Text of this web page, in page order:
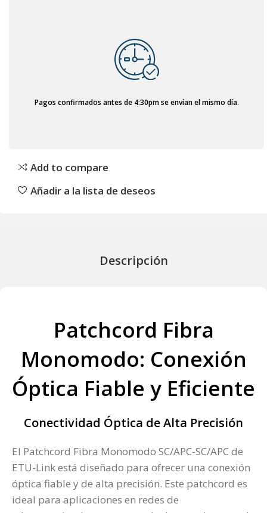
Pagos confirmados antes de 4:30pm se envían el mismo día.
Add to compare
Añadir a la lista de deseos
Descripción
Patchcord Fibra
Monomodo: Conexión
Óptica Fiable y Eficiente
Conectividad Óptica de Alta Precisión
El Patchcord Fibra Monomodo SC/APC-SC/APC de
ETU-Link está diseñado para ofrecer una conexión
óptica fiable y de alta precisión. Este patchcord es
ideal para aplicaciones en redes de